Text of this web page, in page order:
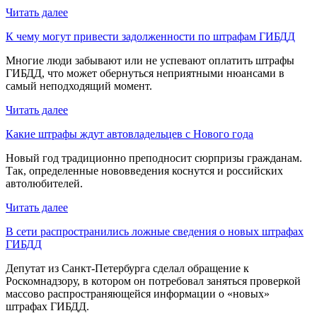
Читать далее
К чему могут привести задолженности по штрафам ГИБДД
Многие люди забывают или не успевают оплатить штрафы
ГИБДД, что может обернуться неприятными нюансами в
самый неподходящий момент.
Читать далее
Какие штрафы ждут автовладельцев с Нового года
Новый год традиционно преподносит сюрпризы гражданам.
Так, определенные нововведения коснутся и российских
автолюбителей.
Читать далее
В сети распространились ложные сведения о новых штрафах
ГИБДД
Депутат из Санкт-Петербурга сделал обращение к
Роскомнадзору, в котором он потребовал заняться проверкой
массово распространяющейся информации о «новых»
штрафах ГИБДД.